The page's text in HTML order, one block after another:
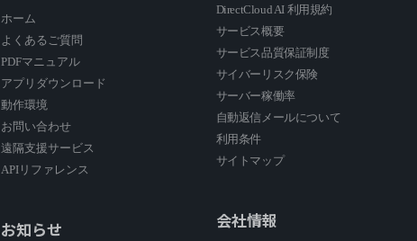
ホーム
よくあるご質問
PDFマニュアル
アプリダウンロード
動作環境
お問い合わせ
遠隔支援サービス
APIリファレンス
お知らせ
DirectCloud AI 利用規約
サービス概要
サービス品質保証制度
サイバーリスク保険
サーバー稼働率
自動返信メールについて
利用条件
サイトマップ
会社情報